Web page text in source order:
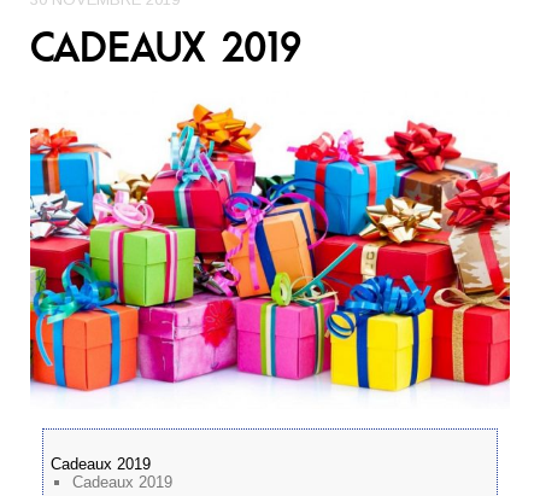
CADEAUX 2019
Cadeaux 2019
Cadeaux 2019